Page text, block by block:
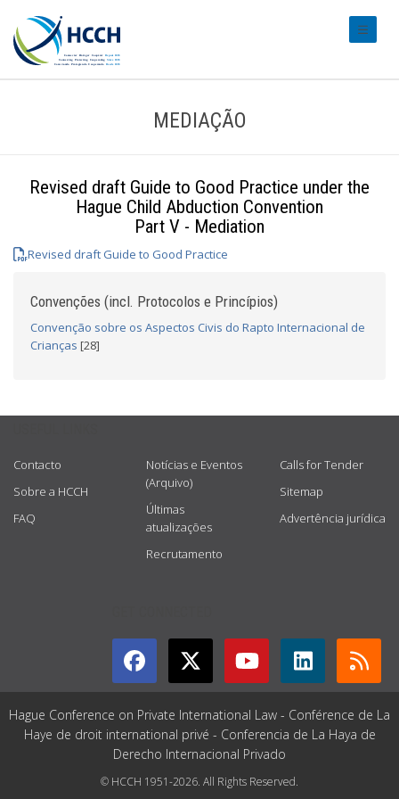
MEDIAÇÃO
Revised draft Guide to Good Practice under the
Hague Child Abduction Convention
Part V - Mediation
Revised draft Guide to Good Practice
Convenções (incl. Protocolos e Princípios)
Convenção sobre os Aspectos Civis do Rapto Internacional de
Crianças [28]
Contacto
Sobre a HCCH
FAQ
Notícias e Eventos
(Arquivo)
Últimas
atualizações
Recrutamento
Calls for Tender
Sitemap
Advertência jurídica
Hague Conference on Private International Law - Conférence de La
Haye de droit international privé - Conferencia de La Haya de
Derecho Internacional Privado
© HCCH 1951-2026. All Rights Reserved.